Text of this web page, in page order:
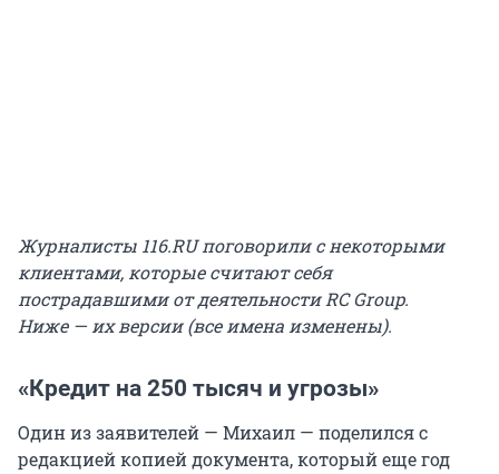
Журналисты 116.RU поговорили с некоторыми
клиентами, которые считают себя
пострадавшими от деятельности RC Group.
Ниже — их версии (все имена изменены).
«Кредит на 250 тысяч и угрозы»
Один из заявителей — Михаил — поделился с
редакцией копией документа, который еще год